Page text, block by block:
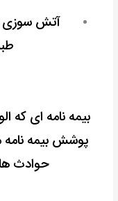
آتش سوزی
بیمه نامه ای که
پوشش بیمه نامه
حوادث